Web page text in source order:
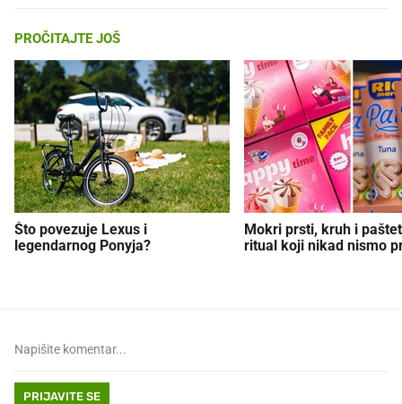
PROČITAJTE JOŠ
Što povezuje Lexus i
legendarnog Ponyja?
Mokri prsti, kruh i
ritual koji nikad nismo
PRIJAVITE SE